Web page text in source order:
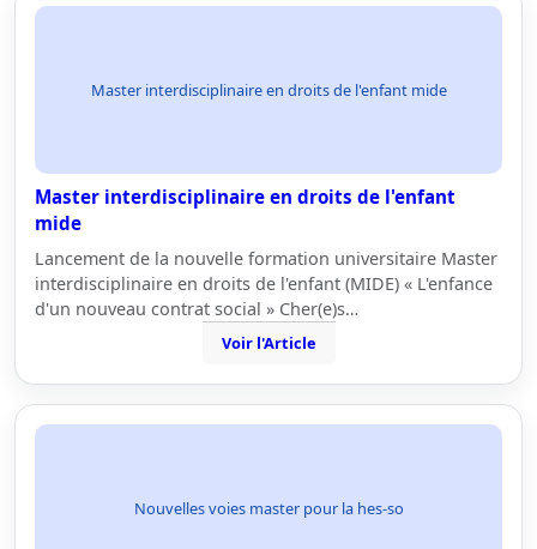
Master interdisciplinaire en droits de l'enfant mide
Master interdisciplinaire en droits de l'enfant
mide
Lancement de la nouvelle formation universitaire Master
interdisciplinaire en droits de l'enfant (MIDE) « L'enfance
d'un nouveau contrat social » Cher(e)s…
Voir l'Article
Nouvelles voies master pour la hes-so